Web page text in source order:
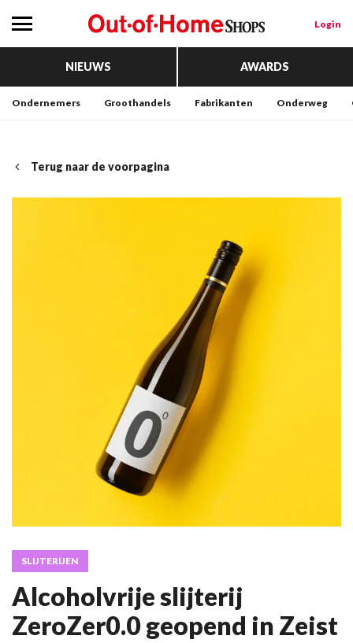
Login
NIEUWS AWARDS
Ondernemers Groothandels Fabrikanten Onderweg
Terug naar de voorpagina
SLIJTERIJEN
Alcoholvrije slijterij
ZeroZer0.0 geopend in Zeist